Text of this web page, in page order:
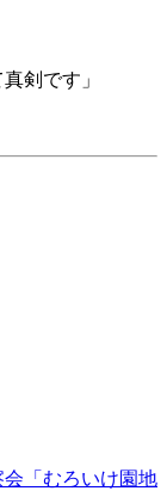
剣です」
会「むろいけ園地